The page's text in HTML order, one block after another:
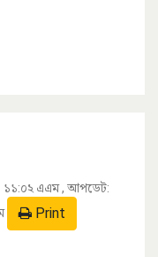
এএম, আপডেট:
Print